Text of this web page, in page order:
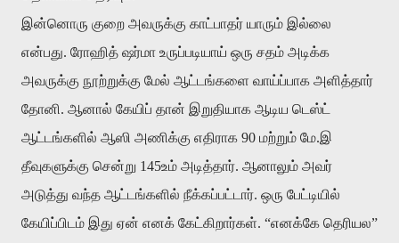
இன்னொரு குறை அவருக்கு காட்பாதர் யாரும் இல்லை
என்பது. ரோஹித் ஷர்மா உருப்படியாய் ஒரு சதம் அடிக்க
அவருக்கு நூற்றுக்கு மேல் ஆட்டங்களை வாய்ப்பாக அளித்தார்
தோனி. ஆனால் கேயிப் தான் இறுதியாக ஆடிய டெஸ்ட்
ஆட்டங்களில் ஆஸி அணிக்கு எதிராக 90 மற்றும் மே.இ
தீவுகளுக்கு சென்று 145உம் அடித்தார். ஆனாலும் அவர்
அடுத்து வந்த ஆட்டங்களில் நீக்கப்பட்டார். ஒரு பேட்டியில்
கேயிப்பிடம் இது ஏன் எனக் கேட்கிறார்கள். “எனக்கே தெரியல”